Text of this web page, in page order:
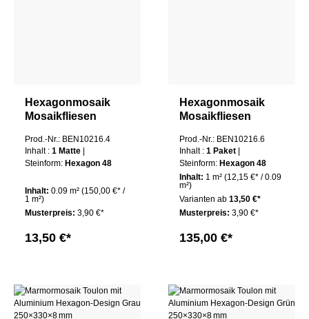
Hexagonmosaik
Mosaikfliesen
Matte
Prod.-Nr.: BEN10216.4
Inhalt : 1 Matte
Steinform: Hexagon 48
Inhalt: 0.09 m² (150,00 €* /
1 m²)
Musterpreis: 3,90 €*
13,50 €*
Hexagonmosaik
Mosaikfliesen
Paket
Prod.-Nr.: BEN10216.6
Inhalt : 1 Paket
Steinform: Hexagon 48
Inhalt: 1 m² (12,15 €* / 0.09
m²)
Varianten ab 13,50 €*
Musterpreis: 3,90 €*
135,00 €*